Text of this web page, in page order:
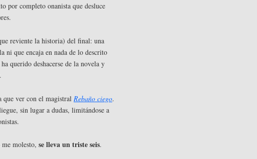
por completo onanista que desluce
reviente la historia) del final: una
ni que encaja en nada de lo descrito
querido deshacerse de la novela y
que ver con el magistral Rebaño ciego.
sin lugar a dudas, limitándose a
molesto, se lleva un triste seis.